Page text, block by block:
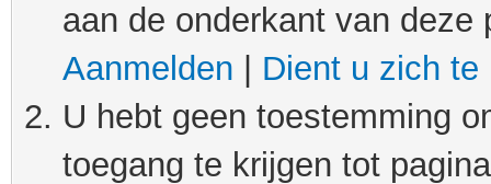
aan de onderkant van
Aanmelden
Dient u zich te
U hebt geen toestemming
toegang te krijgen tot